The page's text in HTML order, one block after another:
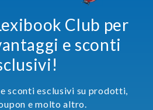
Club per
e sconti
sconti esclusivi su prodotti,
e molto altro.